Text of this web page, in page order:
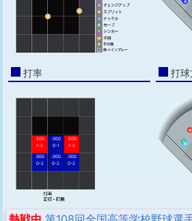
打率
.500
1-2
.000
0-1
.500
1-2
.000
0-2
.000
0-2
.000
0-2
打球